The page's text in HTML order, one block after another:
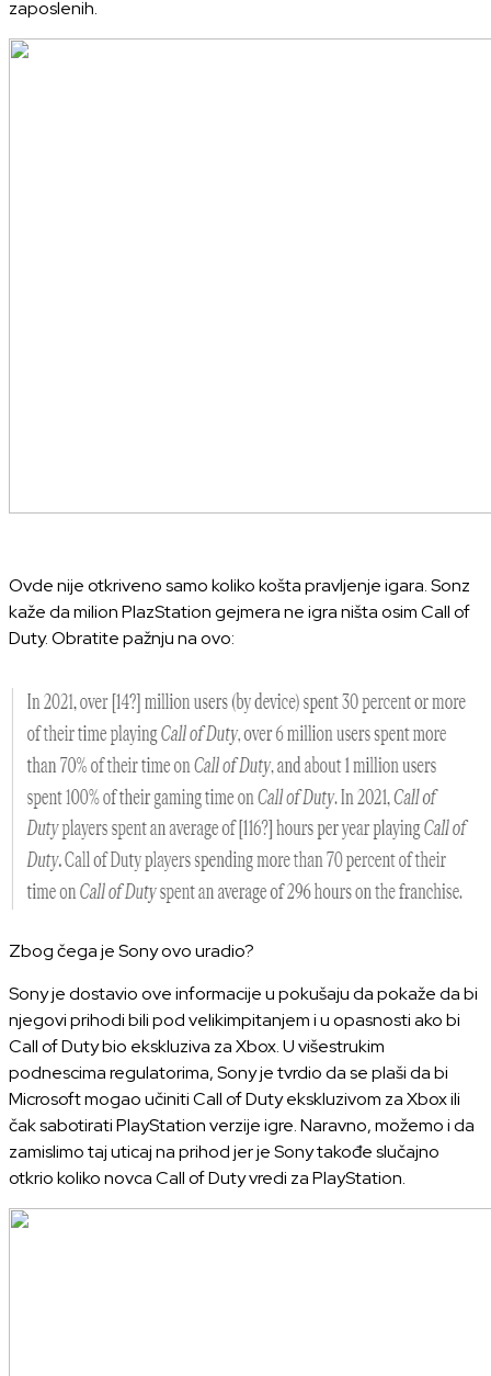
zaposlenih.
Ovde nije otkriveno samo koliko košta pravljenje igara. Sonz
kaže da milion PlazStation gejmera ne igra ništa osim Call of
Duty. Obratite pažnju na ovo:
Zbog čega je Sony ovo uradio?
Sony je dostavio ove informacije u pokušaju da pokaže da bi
njegovi prihodi bili pod velikimpitanjem i u opasnosti ako bi
Call of Duty bio ekskluziva za Xbox. U višestrukim
podnescima regulatorima, Sony je tvrdio da se plaši da bi
Microsoft mogao učiniti Call of Duty ekskluzivom za Xbox ili
čak sabotirati PlayStation verzije igre. Naravno, možemo i da
zamislimo taj uticaj na prihod jer je Sony takođe slučajno
otkrio koliko novca Call of Duty vredi za PlayStation.